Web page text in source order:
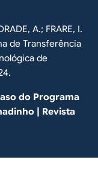
A.; FRARE, I.
de Transferência
de
do Programa
| Revista